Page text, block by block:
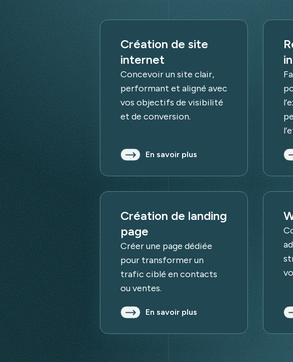
Création de site
internet
Concevoir un site clair,
performant et aligné avec
vos objectifs de visibilité
et de conversion.
En savoir plus
Création de landing
page
Créer une page dédiée
pour transformer un
trafic ciblé en contacts
ou ventes.
En savoir plus